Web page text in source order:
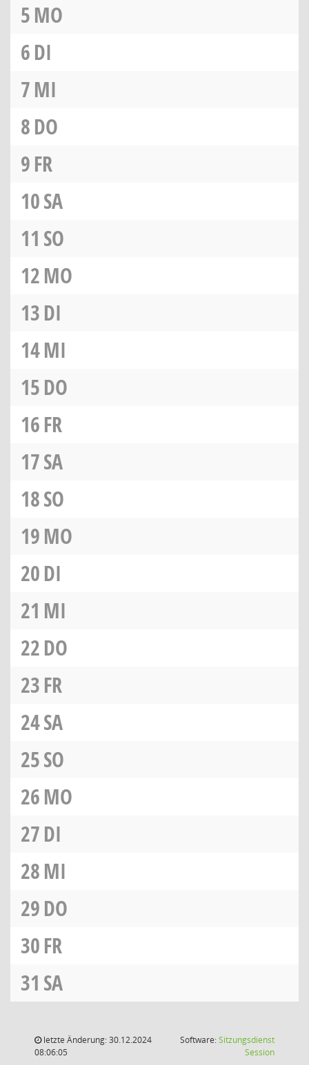
5MO
6DI
7MI
8DO
9FR
10SA
11 SO
12MO
13DI
14MI
15DO
16FR
17SA
18SO
19MO
20DI
21 MI
22DO
23FR
24SA
25SO
26MO
27DI
28MI
29DO
30FR
31 SA
letzte Änderung: 30.12.2024
08:06:05
Software:Sitzungsdienst
Session(Wird in